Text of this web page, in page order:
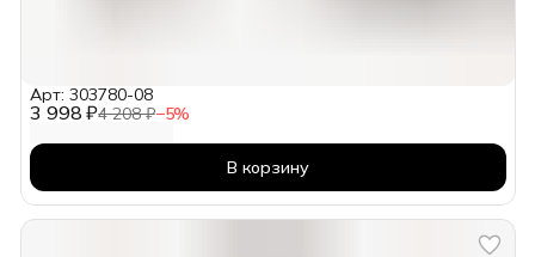
3 998 ₽4 208 ₽−5%
Арт: 303780-08
В корзину